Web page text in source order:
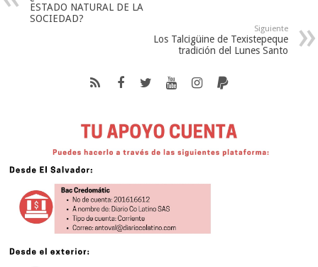
ESTADO NATURAL DE LA
SOCIEDAD?
Siguiente
Los Talcigüine de Texistepeque
tradición del Lunes Santo